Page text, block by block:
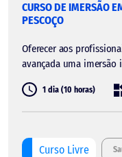
CURSO DE IMERSÃO
PESCOÇO
Oferecer aos
avançada uma imersão
1 dia (10 horas)
Curso Livre